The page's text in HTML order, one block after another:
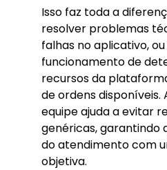
Isso faz toda a
resolver problemas
falhas no aplicativo,
funcionamento de
recursos da
de ordens
equipe ajuda a evitar
genéricas, garantindo
do atendimento com
objetiva.